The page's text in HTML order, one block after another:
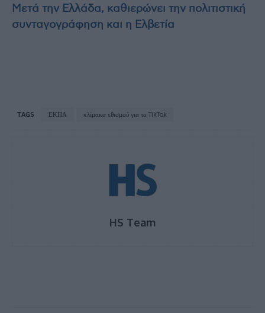
Μετά την Ελλάδα, καθιερώνει την πολιτιστική
συνταγογράφηση και η Ελβετία
TAGS ΕΚΠΑ κλίμακα εθισμού για το TikTok
HS Team